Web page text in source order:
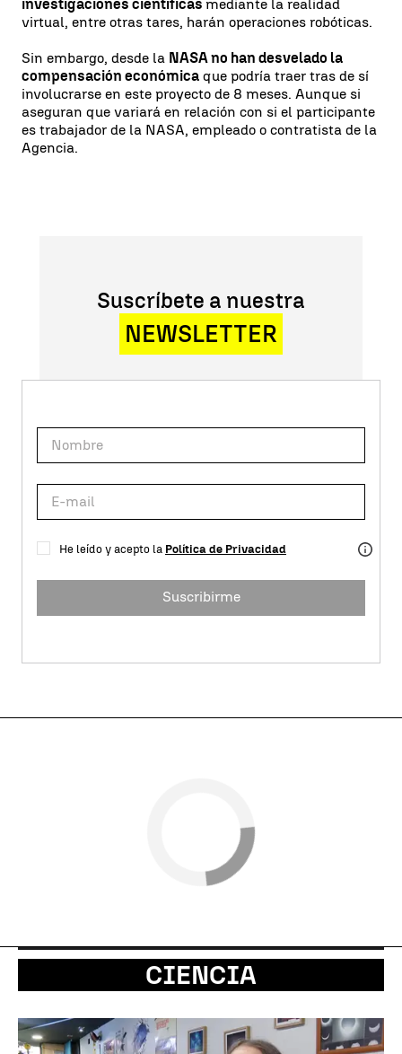
investigaciones científicas mediante la realidad
virtual, entre otras tares, harán operaciones robóticas.
Sin embargo, desde la NASA no han desvelado la
compensación económica que podría traer tras de sí
involucrarse en este proyecto de 8 meses. Aunque si
aseguran que variará en relación con si el participante
es trabajador de la NASA, empleado o contratista de la
Agencia.
Suscríbete a nuestra
NEWSLETTER
He leído y acepto la Política de Privacidad
Suscribirme
CIENCIA